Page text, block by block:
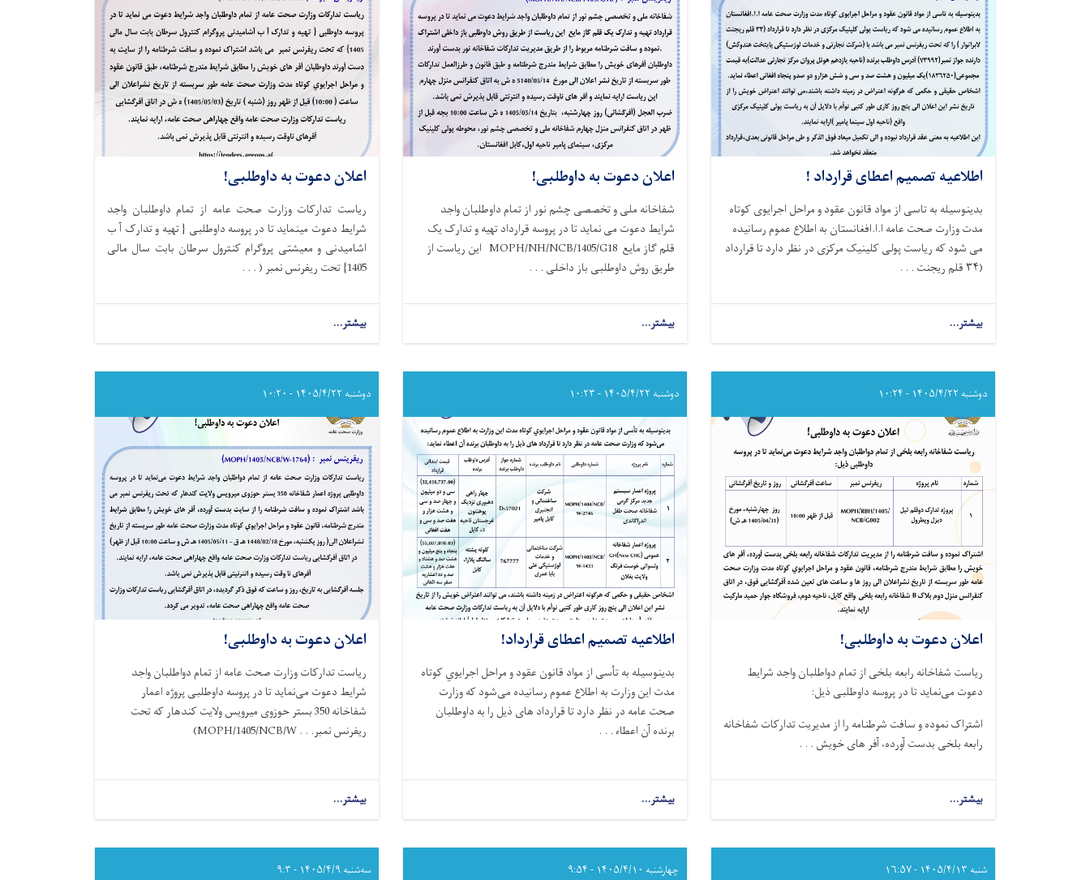
اطلاعیه تصمیم اعطای قرارداد !
بدینوسیله به تاسی از مواد قانون عقود و مراحل اجرایوی کوتاه
مدت وزارت صحت عامه ا.ا.افغانستان به اطلاع عموم رسانیده
می شود که ریاست پولی کلینیک مرکزی در نظر دارد تا قرارداد
(۳۴قلم ریجنت . . .
بیشتر...
اطلاعیه
اعطای
قرارداد
!
اعلان دعوت به داوطلبی!
شفاخانه ملی و تخصصی چشم نور از تمام داوطلبان واجد
شرایط دعوت می نماید تا در پروسه قرارداد تهیه و تدارک یک
قلم گاز مایع MOPH/NH/NCB/1405/G18 این ریاست از
طریق روش داوطلبی باز داخلی . . .
بیشتر...
اعلان
به
داوطلبی!
اعلان دعوت به داوطلبی!
ریاست تدارکات وزارت صحت عامه از تمام داوطلبان واجد
شرایط دعوت مینماید تا در پروسه داوطلبی {تهیه و تدارک آ ب
اشامیدنی و معیشتی پروگرام کنترول سرطان بابت سال مالی
1405} تحت ریفرنس نمبر ( . . .
بیشتر...
اعلان
به
داوطلبی!
دوشنبه ۱۴۰۵/۴/۲۲ - ۱۰:۲۴
اعلان دعوت به داوطلبی!
ریاست شفاخانه رابعه بلخی از تمام دواطلبان واجد شرایط
دعوت می‌نماید تا در پروسه داوطلبی ذیل:
اشتراک نموده و سافت شرطنامه را از مدیریت تدارکات شفاخانه
رابعه بلخی بدست آورده، آفر های خویش . . .
بیشتر...
اعلان
به
داوطلبی!
دوشنبه ۱۴۰۵/۴/۲۲ - ۱۰:۲۳
اطلاعیه تصمیم اعطای قرارداد!
بدینوسیله به تأسی از مواد قانون عقود ومراحل اجرایويکوتاه‌
مدت این وزارت به اطلاع عموم رسانیده می‌شود که وزارت
صحت عامه در نظر دارد تا قرارداد های ذیل را به داوطلبان
برنده آن اعطاء . . .
بیشتر...
اطلاعیه
اعطای
قرارداد!
دوشنبه ۱۴۰۵/۴/۲۲ - ۱۰:۲۰
اعلان دعوت به داوطلبی!
ریاست تدارکات وزارت صحت عامه از تمام دواطلبان واجد
شرایط دعوت می‌نماید تا در پروسه داوطلبی پروژه اعمار
شفاخانه 350 بستر حوزوی میرویس ولایت کندهار که تحت
ریفرنس نمبر(MOPH/1405/NCB/W . . .
بیشتر...
اعلان
به
داوطلبی!
شنبه ۱۴۰۵/۴/۱۳ - ۱۶:۵۷ چهارشنبه ۱۴۰۵/۴/۱۰ - ۹:۵۴ سه‌شنبه ۱۴۰۵/۴/۹ - ۹:۳